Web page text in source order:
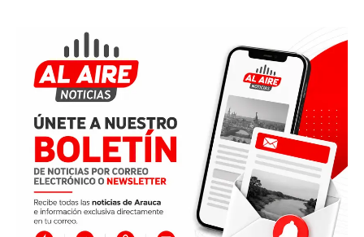
b
o
o
k
at
s
A
p
p
k
p
ar
tir